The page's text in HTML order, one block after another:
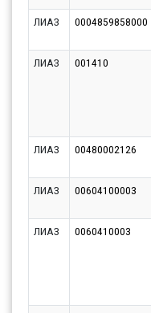
ЛИАЗ 0004859858000
ЛИАЗ 001410
ЛИАЗ 00480002126
ЛИАЗ 00604100003
ЛИАЗ 0060410003